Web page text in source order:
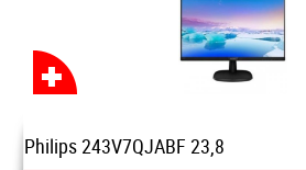
Philips 243V7QJABF 23,8